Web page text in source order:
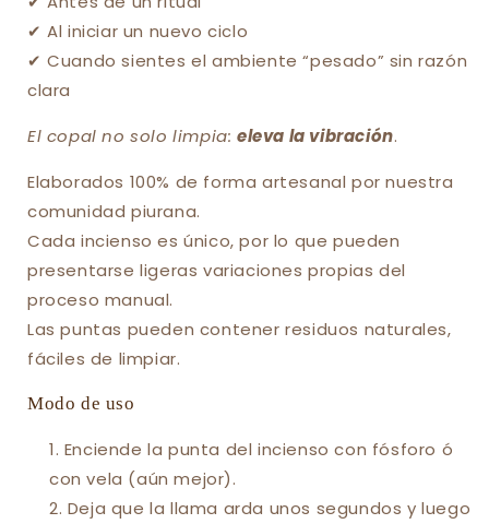
✔ Al iniciar un nuevo ciclo
✔ Cuando sientes el ambiente “pesado” sin razón
clara
El copal no solo limpia: eleva la vibración.
Elaborados 100% de forma artesanal por nuestra
comunidad piurana.
Cada incienso es único, por lo que pueden
presentarse ligeras variaciones propias del
proceso manual.
Las puntas pueden contener residuos naturales,
fáciles de limpiar.
Modo de uso
Enciende la punta del incienso con fósforo ó
con vela (aún mejor).
Deja que la llama arda unos segundos y luego